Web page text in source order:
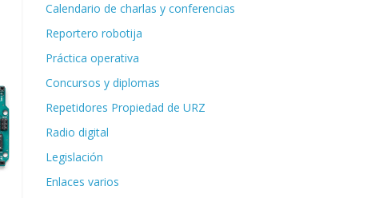
Calendario de charlas y conferencias
Reportero robotija
Práctica operativa
Concursos y diplomas
Repetidores Propiedad de URZ
Radio digital
Legislación
Enlaces varios